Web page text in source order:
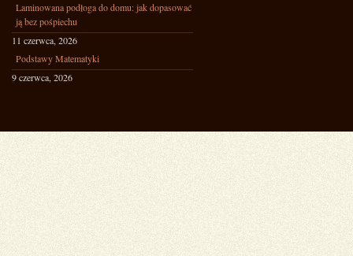
Laminowana podłoga do domu: jak dopasować
ją bez pośpiechu
11 czerwca, 2026
Podstawy Matematyki
9 czerwca, 2026